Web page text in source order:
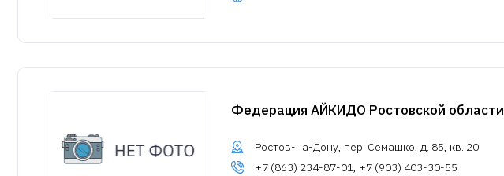
Федерация АЙКИДО Ростовской области
Ростов-на-Дону, пер. Семашко, д. 85, кв. 20
+7 (863) 234-87-01, +7 (903) 403-30-55